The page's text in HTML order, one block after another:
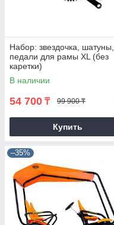
Набор: звездочка, шатуны,
педали для рамы XL (без
каретки)
В наличии
54 700 ₸ 99 900 ₸
Купить
–35%